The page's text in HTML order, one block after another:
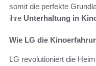
somit die perfekte
ihre Unterhaltung in
Wie LG die
LG revolutioniert die